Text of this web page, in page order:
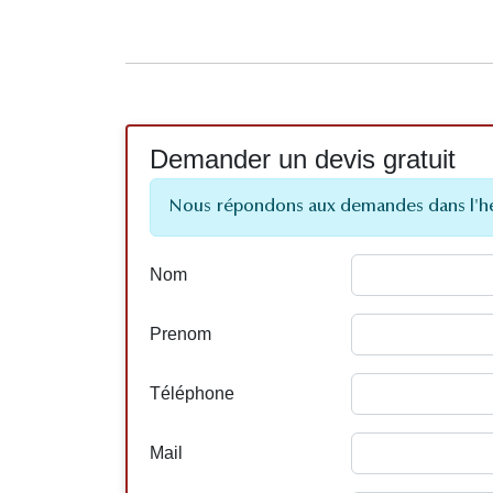
Demander un devis gratuit
Nous répondons aux demandes dans
Nom
Prenom
Téléphone
Mail